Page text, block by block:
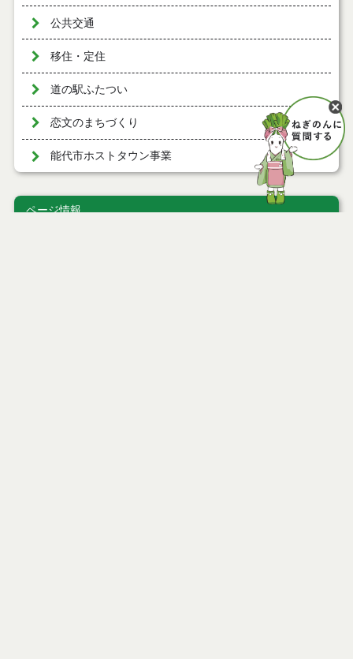
公共交通
移住・定住
道の駅ふたつい
恋文のまちづくり
能代市ホストタウン事業
ページ情報